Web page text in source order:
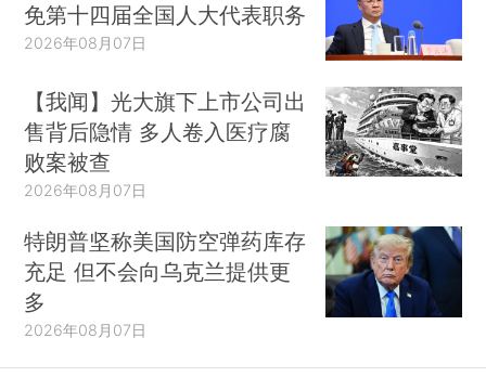
免第十四届全国人大代表职务
2026年08月07日
【我闻】光大旗下上市公司出
售背后隐情 多人卷入医疗腐
败案被查
2026年08月07日
特朗普坚称美国防空弹药库存
充足 但不会向乌克兰提供更
多
2026年08月07日